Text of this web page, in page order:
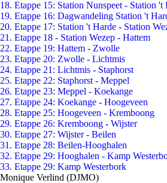
18. Etappe 15: Station Nunspeet - Station 't
19. Etappe 16: Dagwandeling Station 't
20. Etappe 17: Station 't Harde - Station
21. Etappe 18 - Station Wezep - Hattem
22. Etappe 19: Hattem - Zwolle
23. Etappe 20: Zwolle - Lichtmis
24. Etappe 21: Lichtmis - Staphorst
25. Etappe 22: Staphorst - Meppel
26. Etappe 23: Meppel - Koekange
27. Etappe 24: Koekange - Hoogeveen
28. Etappe 25: Hoogeveen - Kremboong
29. Etappe 26: Kremboong - Wijster
30. Etappe 27: Wijster - Beilen
31. Etappe 28: Beilen-Hooghalen
32. Etappe 29: Hooghalen - Kamp
33. Etappe 29: Kamp Westerbork
Monique Verlind (DJMO)